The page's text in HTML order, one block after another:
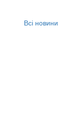
Всі новини